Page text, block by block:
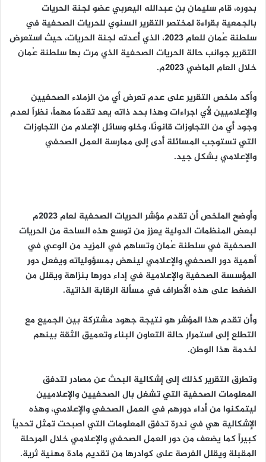
بدوره، قام سليمان بن عبدالله اليعربي عضو لجنة الحريات
بالجمعية بقراءة لمختصر التقرير السنوي للحريات الصحفية في
سلطنة عُمان للعام 2023، الذي أعدته لجنة الحريات، حيث استعرض
التقرير جوانب حالة الحريات الصحفية الذي مرت بها سلطنة عُمان
خلال العام الماضي 2023م.
وأكد ملخص التقرير على عدم تعرض أي من الزملاء الصحفيين
والإعلاميين لأي اجراءات وهذا بحد ذاته يعد تقدمًا مهماً، نظراً لعدم
وجود أي من التجاوزات قانونًا، وخلو وسائل الإعلام من التجاوزات
التي تستوجب المسائلة أدى إلى ممارسة العمل الصحفي
والإعلامي بشكل جيد.
وأوضح الملخص أن تقدم مؤشر الحريات الصحفية لعام 2023م
لبعض المنظمات الدولية يعزز من توسع هذه الساحة من الحريات
الصحفية في سلطنة عُمان وتساهم في المزيد من الوعي في
أهمية دور الصحفي والإعلامي لينهض بمسؤولياته ويفعل دور
المؤسسة الصحفية والإعلامية في إداء دورها بنزاهة ويقلل من
الضغط على هذه الأطراف في مسألة الرقابة الذاتية.
وأن تقدم هذا المؤشر هو نتيجة جهود مشتركة بين الجميع مع
التطلع إلى استمرار حالة التعاون البناء وتعميق الثقة بينهم
لخدمة هذا الوطن.
وتطرق التقرير كذلك إلى إشكالية البحث عن مصادر لتدفق
المعلومات الصحفية التي تشغل بال الصحفيين والإعلاميين
ليتمكنوا من أداء دورهم في العمل الصحفي والإعلامي، وهذه
الإشكالية هي في ندرة تدفق المعلومات التي اصبحت تمثل تحدياً
كبيراً كما يضعف من دور العمل الصحفي والإعلامي خلال المرحلة
المقبلة ويقلل الفرصة على كوادرها من تقديم مادة مهنية ثرية.